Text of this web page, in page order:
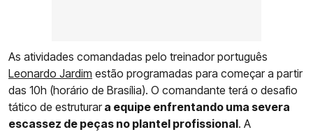
As atividades comandadas pelo treinador português
Leonardo Jardim estão programadas para começar a partir
das 10h (horário de Brasília). O comandante terá o desafio
tático de estruturara equipe enfrentando uma severa
escassez de peças no plantel profissional. A